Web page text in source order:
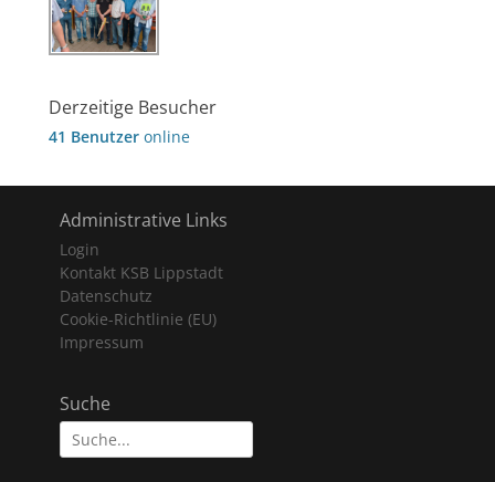
Derzeitige Besucher
41 Benutzer online
Administrative Links
Login
Kontakt KSB Lippstadt
Datenschutz
Cookie-Richtlinie (EU)
Impressum
Suche
Suche
nach: